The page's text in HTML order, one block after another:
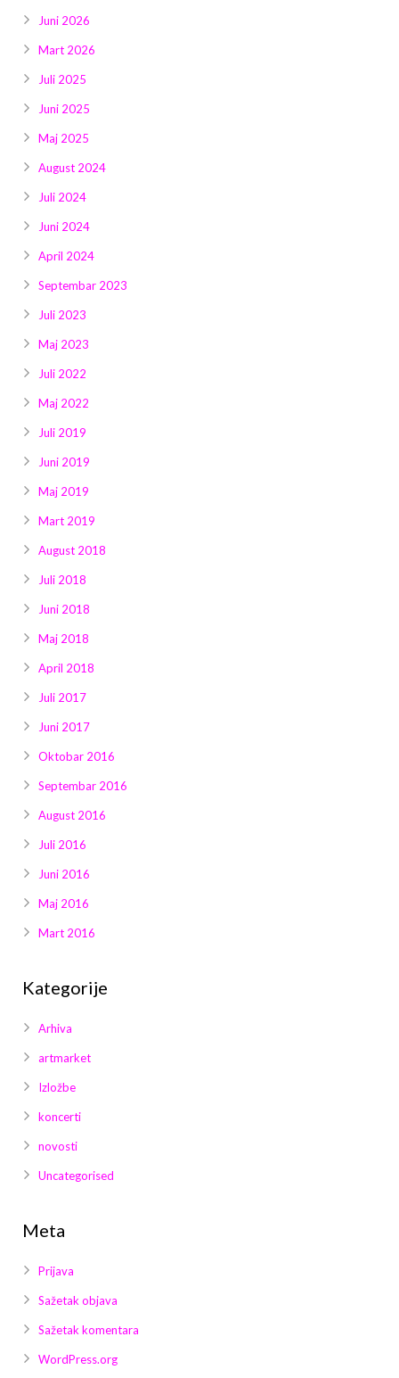
Juni 2026
Mart 2026
Juli 2025
Juni 2025
Maj 2025
August 2024
Juli 2024
Juni 2024
April 2024
Septembar 2023
Juli 2023
Maj 2023
Juli 2022
Maj 2022
Juli 2019
Juni 2019
Maj 2019
Mart 2019
August 2018
Juli 2018
Juni 2018
Maj 2018
April 2018
Juli 2017
Juni 2017
Oktobar 2016
Septembar 2016
August 2016
Juli 2016
Juni 2016
Maj 2016
Mart 2016
Kategorije
Arhiva
artmarket
Izložbe
koncerti
novosti
Uncategorised
Meta
Prijava
Sažetak objava
Sažetak komentara
WordPress.org